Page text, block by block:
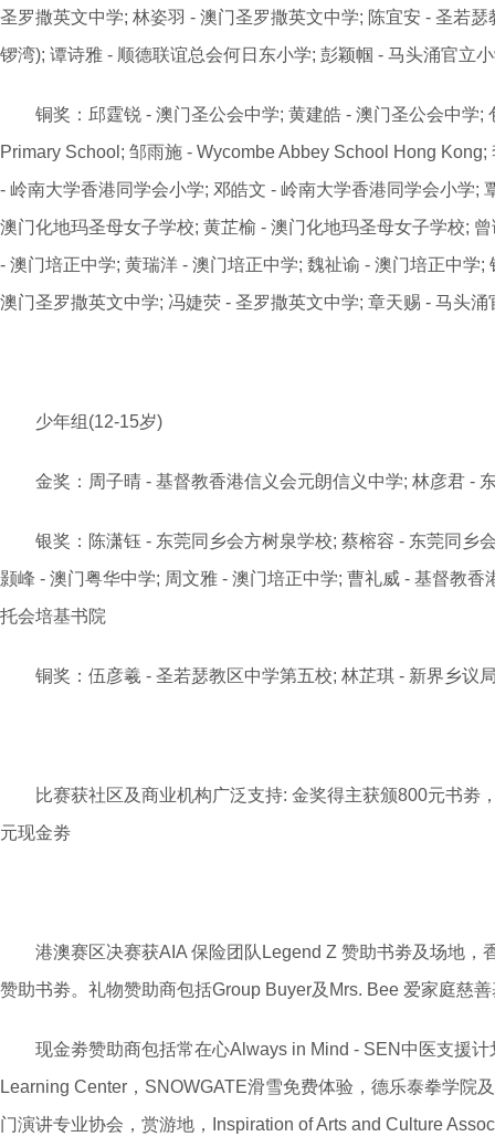
圣罗撒英文中学; 林姿羽 - 澳门圣罗撒英文中学; 陈宜安 - 圣若
锣湾); 谭诗雅 - 顺德联谊总会何日东小学; 彭颖帼 - 马头涌官立
铜奖：邱霆锐 - 澳门圣公会中学; 黄建皓 - 澳门圣公会中学;
Primary School; 邹雨施 - Wycombe Abbey School Hong
- 岭南大学香港同学会小学; 邓皓文 - 岭南大学香港同学会小学;
澳门化地玛圣母女子学校; 黄芷榆 - 澳门化地玛圣母女子学校;
- 澳门培正中学; 黄瑞洋 - 澳门培正中学; 魏祉谕 - 澳门培正中学
澳门圣罗撒英文中学; 冯婕荧 - 圣罗撒英文中学; 章天赐 - 马头涌
少年组(12-15岁)
金奖：周子晴 - 基督教香港信义会元朗信义中学; 林彦君 -
银奖：陈潇钰 - 东莞同乡会方树泉学校; 蔡榕容 - 东莞同乡
颢峰 - 澳门粤华中学; 周文雅 - 澳门培正中学; 曹礼威 - 基督教
托会培基书院
铜奖：伍彦羲 - 圣若瑟教区中学第五校; 林芷琪 - 新界乡议
比赛获社区及商业机构广泛支持: 金奖得主获颁800元书劵
元现金劵
港澳赛区决赛获AIA 保险团队Legend Z 赞助书劵及场地，
赞助书劵。礼物赞助商包括Group Buyer及Mrs. Bee 爱家庭慈
现金劵赞助商包括常在心Always in Mind - SEN中医支援计
Learning Center，SNOWGATE滑雪免费体验，德乐泰拳学院
门演讲专业协会，赏游地，Inspiration of Arts and Culture